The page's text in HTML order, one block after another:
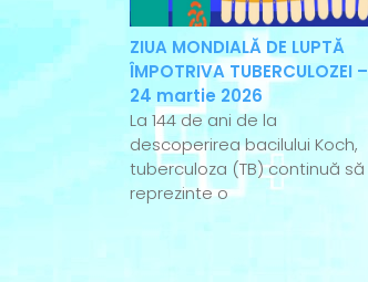
ZIUA MONDIALĂ DE LUPTĂ
ÎMPOTRIVA TUBERCULOZEI –
24 martie 2026
La 144 de ani de la
descoperirea bacilului Koch,
tuberculoza (TB) continuă să
reprezinte o